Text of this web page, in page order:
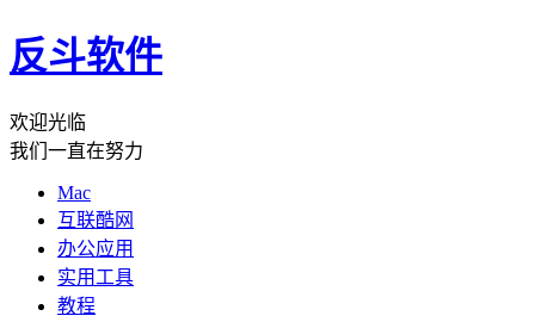
反斗软件
欢迎光临
我们一直在努力
Mac
互联酷网
办公应用
实用工具
教程